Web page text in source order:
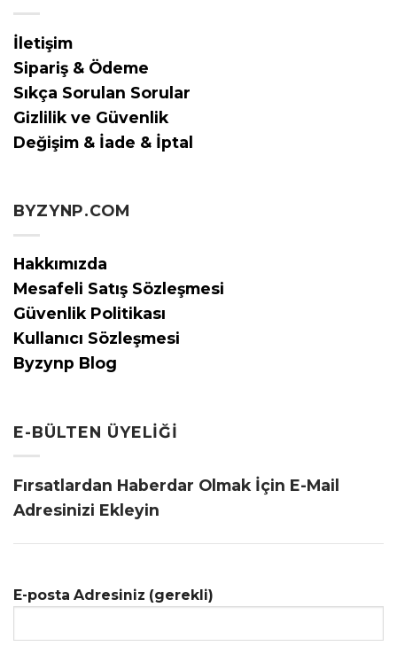
İletişim
Sipariş & Ödeme
Sıkça Sorulan Sorular
Gizlilik ve Güvenlik
Değişim & İade & İptal
BYZYNP.COM
Hakkımızda
Mesafeli Satış Sözleşmesi
Güvenlik Politikası
Kullanıcı Sözleşmesi
Byzynp Blog
E-BÜLTEN ÜYELIĞI
Fırsatlardan Haberdar Olmak İçin E-Mail
Adresinizi Ekleyin
E-posta Adresiniz (gerekli)